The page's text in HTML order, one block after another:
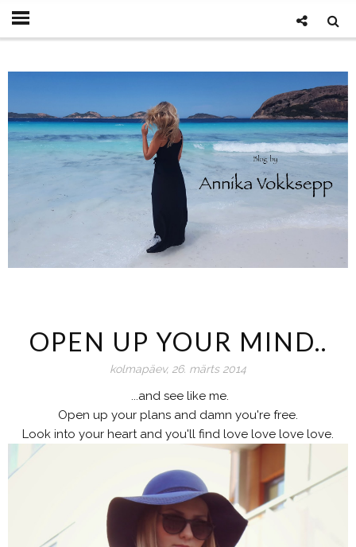
OPEN UP YOUR MIND..
kolmapäev, 26. märts 2014
...and see like me.
Open up your plans and damn you're free.
Look into your heart and you'll find love love love love.